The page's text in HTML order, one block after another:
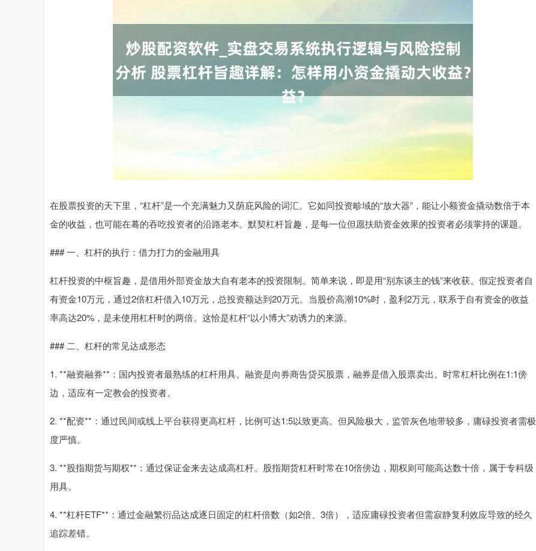
在股票投资的天下里，“杠杆”是一个充满魅力又荫庇风险的词汇。它如同投资畛域的“放大器”，能让小额资金撬动数倍于本
金的收益，也可能在蓦的吞吃投资者的沿路老本。默契杠杆旨趣，是每一位但愿扶助资金效果的投资者必须掌持的课题。
### 一、杠杆的执行：借力打力的金融用具
杠杆投资的中枢旨趣，是借用外部资金放大自有老本的投资限制。简单来说，即是用“别东谈主的钱”来收获。假定投资者自
有资金10万元，通过2倍杠杆借入10万元，总投资额达到20万元。当股价高潮10%时，盈利2万元，联系于自有资金的收益
率高达20%，是未使用杠杆时的两倍。这恰是杠杆“以小博大”劝诱力的来源。
### 二、杠杆的常见达成形态
1. **融资融券**：国内投资者最熟练的杠杆用具。融资是向券商告贷买股票，融券是借入股票卖出。时常杠杆比例在1:1傍
边，适应有一定教会的投资者。
2. **配资**：通过民间或线上平台获得更高杠杆，比例可达1:5以致更高。但风险极大，监管灰色地带较多，庸碌投资者需极
度严慎。
3. **股指期货与期权**：通过保证金来去达成高杠杆。股指期货杠杆时常在10倍傍边，期权则可能高达数十倍，属于专科级
用具。
4. **杠杆ETF**：通过金融繁衍品达成逐日固定的杠杆倍数（如2倍、3倍），适应庸碌投资者但需寂静复利效应导致的经久
追踪差错。